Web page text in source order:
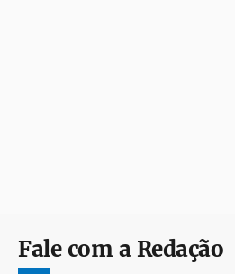
Fale com a Redação